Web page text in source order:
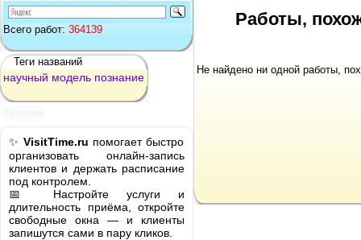
Всего работ: 364139
Теги названий
научный модель познание
✨ VisitTime.ru помогает быстро
организовать онлайн-запись
клиентов и держать расписание
под контролем.
📅 Настройте услуги и
длительность приёма, откройте
свободные окна — и клиенты
запишутся сами в пару кликов.
Работы,
Не найдено ни одной работы,